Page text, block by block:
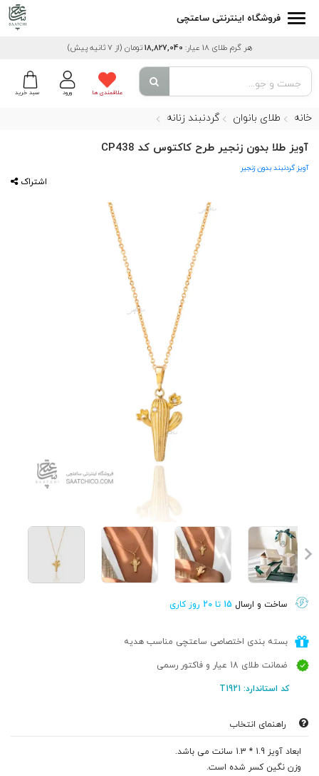
فروشگاه اینترنتی ساعتچی
هر گرم طلای 18 عیار: 18,827,040تومان (از 7 ثانیه پیش)
سبد خرید ورود علاقمندی ها
خانه طلای بانوان گردنبند زنانه
آویز طلا بدون زنجیر طرح کاکتوس کد CP438
آویز گردنبند بدون زنجیر
اشتراک
ساخت و ارسال 15 تا 20 روز کاری
بسته بندی اختصاصی ساعتچی مناسب هدیه
ضمانت طلای 18 عیار و فاکتور رسمی
کد استاندارد: T1921
راهنمای انتخاب
ابعاد آویز 1.9 * 1.3 سانت می باشد.
وزن نگین کسر شده است.